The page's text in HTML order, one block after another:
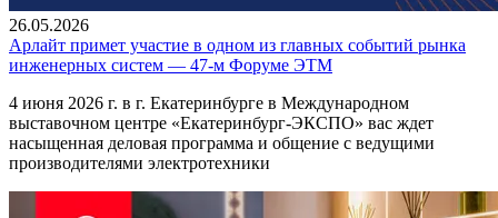
26.05.2026
Арлайт примет участие в одном из главных событий рынка
инженерных систем — 47-м Форуме ЭТМ
4 июня 2026 г. в г. Екатеринбурге в Международном
выставочном центре «Екатеринбург-ЭКСПО» вас ждет
насыщенная деловая программа и общение с ведущими
производителями электротехники